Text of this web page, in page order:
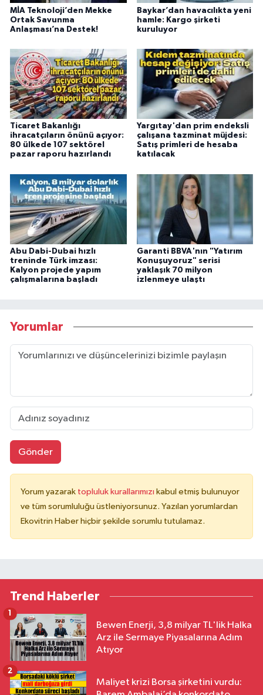
MİA Teknoloji’den Mekke
Ortak Savunma
Anlaşması’na Destek!
Baykar’dan havacılıkta yeni
hamle: Kargo şirketi
kuruluyor
Ticaret Bakanlığı
ihracatçıların önünü açıyor:
80 ülkede 107 sektörel
pazar raporu hazırlandı
Yargıtay'dan prim endeksli
çalışana tazminat müjdesi:
Satış primleri de hesaba
katılacak
Abu Dabi-Dubai hızlı
treninde Türk imzası:
Kalyon projede yapım
çalışmalarına başladı
Garanti BBVA'nın "Yatırım
Konuşuyoruz" serisi
yaklaşık 70 milyon
izlenmeye ulaştı
Yorumlar
Gönder
Yorum yazarak topluluk kurallarımızı kabul etmiş bulunuyor
ve tüm sorumluluğu üstleniyorsunuz. Yazılan yorumlardan
Ekovitrin Haber hiçbir şekilde sorumlu tutulamaz.
Trend Haberler
Bewen Enerji, 3,8 milyar TL'lik Halka
Arz ile Sermaye Piyasalarına Adım
Atıyor
1
Maliyet krizi Borsa şirketini vurdu:
2